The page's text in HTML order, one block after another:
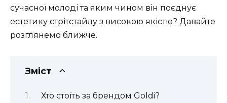
сучасної молоді та яким чином він поєднує
естетику стрітстайлу з високою якістю? Давайте
розглянемо ближче.
Зміст
Хто стоїть за брендом Goldi?